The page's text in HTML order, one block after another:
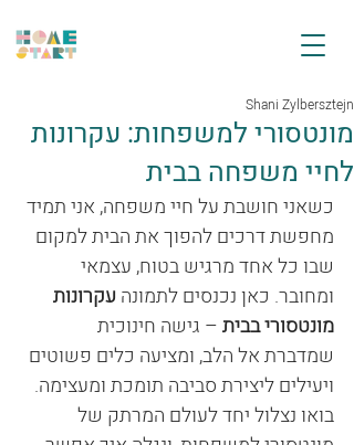
מונטסורי למשפחות: עקרונות
לחיי משפחה בבית
Shani Zylbersztejn
כשאני חושבת על חיי משפחה, אני תמיד
מחפשת דרכים להפוך את הבית למקום
שבו כל אחד מרגיש בטוח, עצמאי
ומחובר. כאן נכנסים לתמונה עקרונות
מונטסורי בבית – גישה חינוכית
שמדברת אל הלב, ומציעה כלים פשוטים
ויעילים ליצירת סביבה תומכת ומעצימה.
בואו נצלול יחד לעולם המרתק של